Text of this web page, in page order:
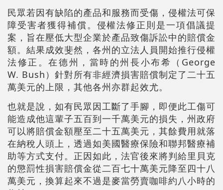
民眾若因有缺陷的產品和服務而受傷，侵權法可保
障受害者獲得補償。侵權法修正則是一項倡議提
案，旨在壓低大型企業於產品致傷訴訟中的賠償金
額。結果成效斐然，各州的立法人員開始推行侵權
法修正。在德州，當時的州長小布希（George
W. Bush）針對所有非經濟損害賠償制定了二十五
萬美元的上限，其他各州亦群起效尤。
也就是說，如有民眾因工斷了手腳，即便此工傷可
能造成他這輩子五百到一千萬美元的損失，州政府
可以將賠償金額壓至二十五萬美元，其餘費用就落
在納稅人頭上，透過如美國醫療保險和聯邦醫療補
助等方式支付。 正因如此，法官後來將判給里貝克
的懲罰性損害賠償金從二百七十萬美元降至四十八
萬美元，換算起來不過是麥當勞賣咖啡約八小時的